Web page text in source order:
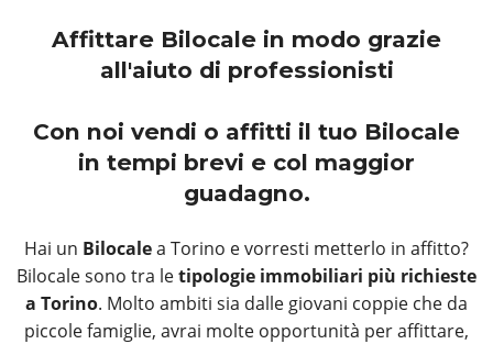
Affittare Bilocale in modo grazie
all'aiuto di professionisti
Con noi vendi o affitti il tuo Bilocale
in tempi brevi e col maggior
guadagno.
Hai un Bilocalea Torino e vorresti metterlo in affitto?
Bilocale sono tra letipologie immobiliari più richieste
a Torino. Molto ambiti sia dalle giovani coppie che da
piccole famiglie, avrai molte opportunità per affittare,